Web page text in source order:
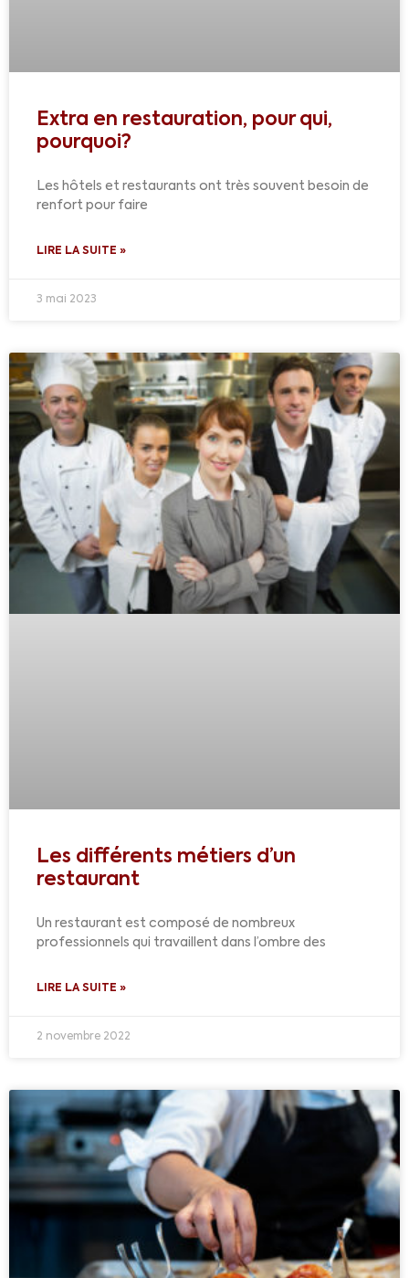
Extra en restauration, pour qui,
pourquoi?
Les hôtels et restaurants ont très souvent besoin de
renfort pour faire
LIRE LA SUITE »
3 mai 2023
Les différents métiers d’un
restaurant
Un restaurant est composé de nombreux
professionnels qui travaillent dans l’ombre des
LIRE LA SUITE »
2 novembre 2022